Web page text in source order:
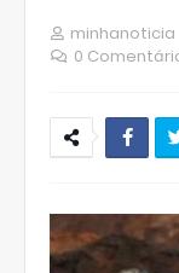
minhanoticia
0